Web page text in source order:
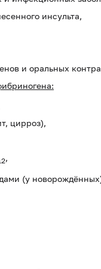
инсульта,
и оральных
цирроз),
,
(у